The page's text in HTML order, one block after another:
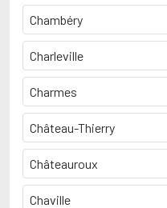
Chambéry
Charleville
Charmes
Château-Thierry
Châteauroux
Chaville